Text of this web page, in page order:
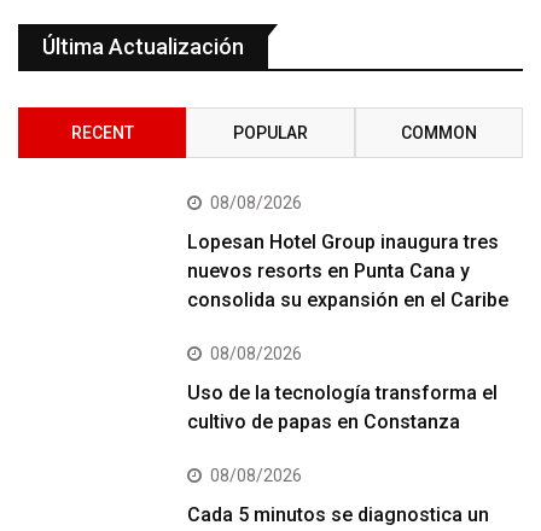
Última Actualización
RECENT POPULAR COMMON
08/08/2026
Lopesan Hotel Group inaugura tres
nuevos resorts en Punta Cana y
consolida su expansión en el Caribe
08/08/2026
Uso de la tecnología transforma el
cultivo de papas en Constanza
08/08/2026
Cada 5 minutos se diagnostica un